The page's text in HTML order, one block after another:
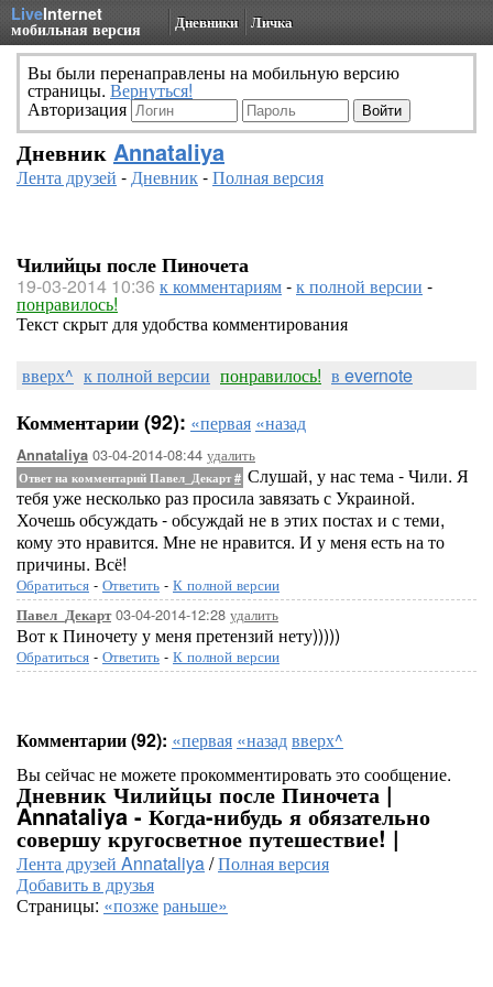
LiveInternet
мобильная версия Дневники Личка
Вы были перенаправлены на мобильную версию
страницы. Вернуться!
Авторизация
Дневник Annataliya
Лента друзей -Дневник-Полная версия
Чилийцы после Пиночета
19-03-2014 10:36 к комментариям-к полной версии -
понравилось!
Текст скрыт для удобства комментирования
вверх^ к полной версии понравилось! в evernote
Комментарии (92): «первая «назад
Annataliya 03-04-2014-08:44 удалить
Ответ на комментарий Павел_Декарт# Слушай, у нас тема - Чили. Я
тебя уже несколько раз просила завязать с Украиной.
Хочешь обсуждать - обсуждай не в этих постах и с теми,
кому это нравится. Мне не нравится. И у меня есть на то
причины. Всё!
Обратиться - Ответить - К полной версии
Павел_Декарт03-04-2014-12:28 удалить
Вот к Пиночету у меня претензий нету)))))
Обратиться - Ответить - К полной версии
Комментарии (92): «первая «назадвверх^
Вы сейчас не можете прокомментировать это сообщение.
Дневник Чилийцы после Пиночета |
Annataliya - Когда-нибудь я обязательно
совершу кругосветное путешествие! |
Лента друзей Annataliya/Полная версия
Добавить в друзья
Страницы: «позжераньше»